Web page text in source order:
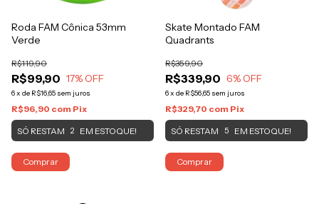
Roda FAM Cônica 53mm
Verde
R$99,90
R$119,90
17% OFF
6x de R$16,65 sem juros
R$96,90 com Pix
SÓ RESTAM 2 EM ESTOQUE!
Comprar
Skate Montado FAM
Quadrants
R$339,90
R$359,90
6% OFF
6x de R$56,65 sem juros
R$329,70 com Pix
SÓ RESTAM 5 EM ESTOQUE!
Comprar